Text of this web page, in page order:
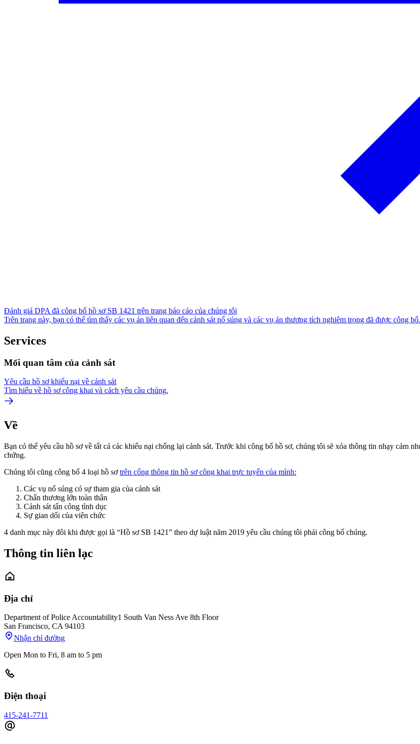
Đánh giá DPA đã công bố hồ sơ SB 1421 trên trang báo cáo của chúng tôi
Trên trang này, bạn có thể tìm thấy các vụ án liên quan đến cảnh sát nổ súng và các vụ án thương tích nghiêm trọng đã được công bố.
Services
Mối quan tâm của cảnh sát
Yêu cầu hồ sơ khiếu nại về cảnh sát
Tìm hiểu về hồ sơ công khai và cách yêu cầu chúng.
Về
Bạn có thể yêu cầu hồ sơ về tất cả các khiếu nại chống lại cảnh sát. Trước khi công bố hồ sơ, chúng tôi sẽ xóa thông tin nhạy cảm
chứng.
Chúng tôi cũng công bố 4 loại hồ sơtrên cổng thông tin hồ sơ công khai trực tuyến của mình:
Các vụ nổ súng có sự tham gia của cảnh sát
Chấn thương lớn toàn thân
Cảnh sát tấn công tình dục
Sự gian dối của viên chức
4 danh mục này đôi khi được gọi là “Hồ sơ SB 1421” theo dự luật năm 2019 yêu cầu chúng tôi phải công bố chúng.
Thông tin liên lạc
Địa chỉ
Department of Police Accountability1 South Van Ness Ave 8th Floor
San Francisco, CA 94103
Nhận chỉ đường
Open Mon to Fri, 8 am to 5 pm
Điện thoại
415-241-7711